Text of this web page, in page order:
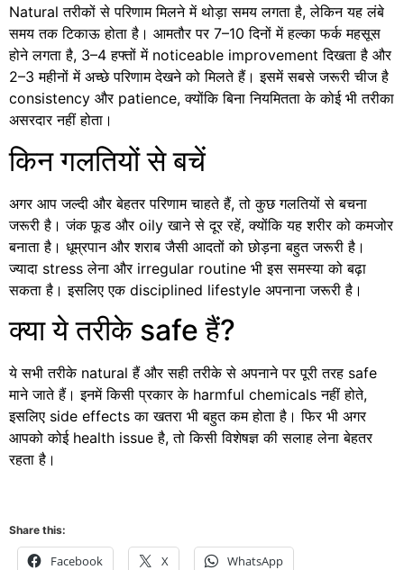
Natural तरीकों से परिणाम मिलने में थोड़ा समय लगता है, लेकिन यह लंबे
समय तक टिकाऊ होता है। आमतौर पर 7–10 दिनों में हल्का फर्क महसूस
होने लगता है, 3–4 हफ्तों में noticeable improvement दिखता है और
2–3 महीनों में अच्छे परिणाम देखने को मिलते हैं। इसमें सबसे जरूरी चीज है
consistency और patience, क्योंकि बिना नियमितता के कोई भी तरीका
असरदार नहीं होता।
किन गलतियों से बचें
अगर आप जल्दी और बेहतर परिणाम चाहते हैं, तो कुछ गलतियों से बचना
जरूरी है। जंक फूड और oily खाने से दूर रहें, क्योंकि यह शरीर को कमजोर
बनाता है। धूम्रपान और शराब जैसी आदतों को छोड़ना बहुत जरूरी है।
ज्यादा stress लेना और irregular routine भी इस समस्या को बढ़ा
सकता है। इसलिए एक disciplined lifestyle अपनाना जरूरी है।
क्या ये तरीके safe हैं?
ये सभी तरीके natural हैं और सही तरीके से अपनाने पर पूरी तरह safe
माने जाते हैं। इनमें किसी प्रकार के harmful chemicals नहीं होते,
इसलिए side effects का खतरा भी बहुत कम होता है। फिर भी अगर
आपको कोई health issue है, तो किसी विशेषज्ञ की सलाह लेना बेहतर
रहता है।
Share this:
Facebook X WhatsApp